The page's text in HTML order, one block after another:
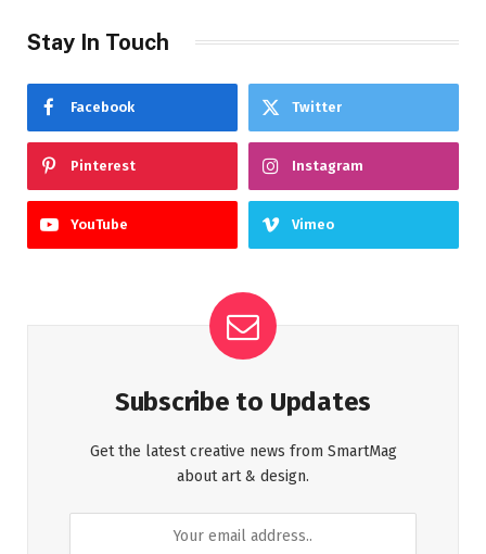
Stay In Touch
Facebook Twitter
Pinterest Instagram
YouTube Vimeo
Subscribe to Updates
Get the latest creative news from SmartMag
about art & design.